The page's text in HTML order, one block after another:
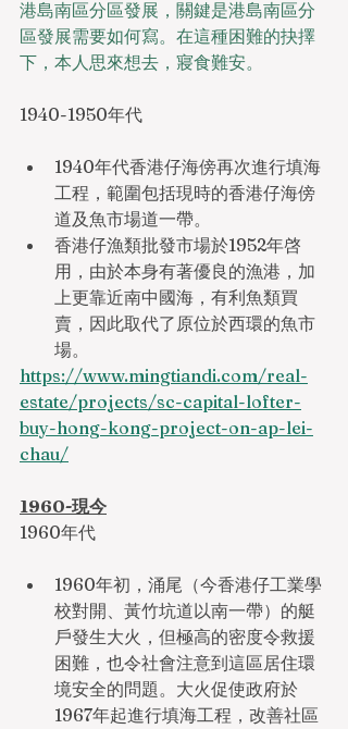
港島南區分區發展，關鍵是港島南區分
區發展需要如何寫。在這種困難的抉擇
下，本人思來想去，寢食難安。
1940-1950年代
1940年代香港仔海傍再次進行填海
工程，範圍包括現時的香港仔海傍
道及魚市場道一帶。
香港仔漁類批發市場於1952年啓
用，由於本身有著優良的漁港，加
上更靠近南中國海，有利魚類買
賣，因此取代了原位於西環的魚市
場。
https://www.mingtiandi.com/real-
estate/projects/sc-capital-lofter-
buy-hong-kong-project-on-ap-lei-
chau/
1960-現今
1960年代
1960年初，涌尾（今香港仔工業學
校對開、黃竹坑道以南一帶）的艇
戶發生大火，但極高的密度令救援
困難，也令社會注意到這區居住環
境安全的問題。大火促使政府於
1967年起進行填海工程，改善社區